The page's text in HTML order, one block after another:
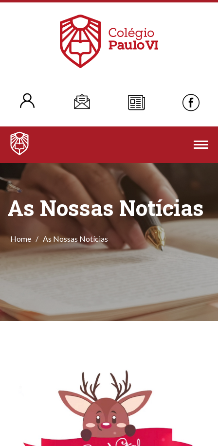
As Nossas Notícias
Home / As Nossas Notícias